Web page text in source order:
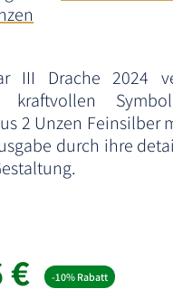
III Drache 2024
2 Unzen Feinsilber
durch ihre
€ -10% Rabatt